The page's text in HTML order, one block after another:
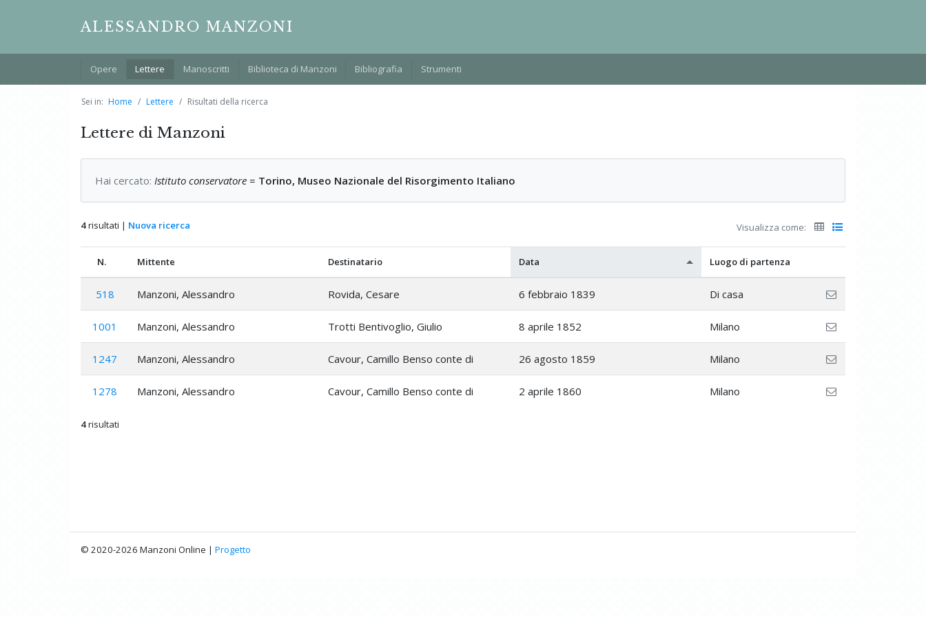
ALESSANDRO MANZONI
Opere Lettere Manoscritti Biblioteca di Manzoni Bibliografia Strumenti
Sei in: Home Lettere Risultati della ricerca
Lettere di Manzoni
Hai cercato: Istituto conservatore = Torino, Museo Nazionale del Risorgimento Italiano
4risultati | Nuova ricerca Visualizza come:
N. Mittente Destinatario Data Luogo di partenza
518 Manzoni, Alessandro Rovida, Cesare 6 febbraio 1839 Di casa
1001 Manzoni, Alessandro Trotti Bentivoglio, Giulio 8 aprile 1852 Milano
1247 Manzoni, Alessandro Cavour, Camillo Benso conte di 26 agosto 1859 Milano
1278 Manzoni, Alessandro Cavour, Camillo Benso conte di 2 aprile 1860 Milano
4risultati
© 2020-2026 Manzoni Online | Progetto